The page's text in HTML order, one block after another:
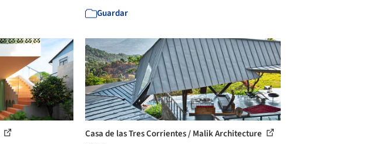
Guardar
Casa de las Tres Corrientes / Malik Architecture